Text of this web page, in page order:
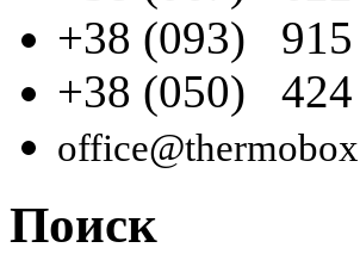
+38 (093) 915
+38 (050) 424
Поиск